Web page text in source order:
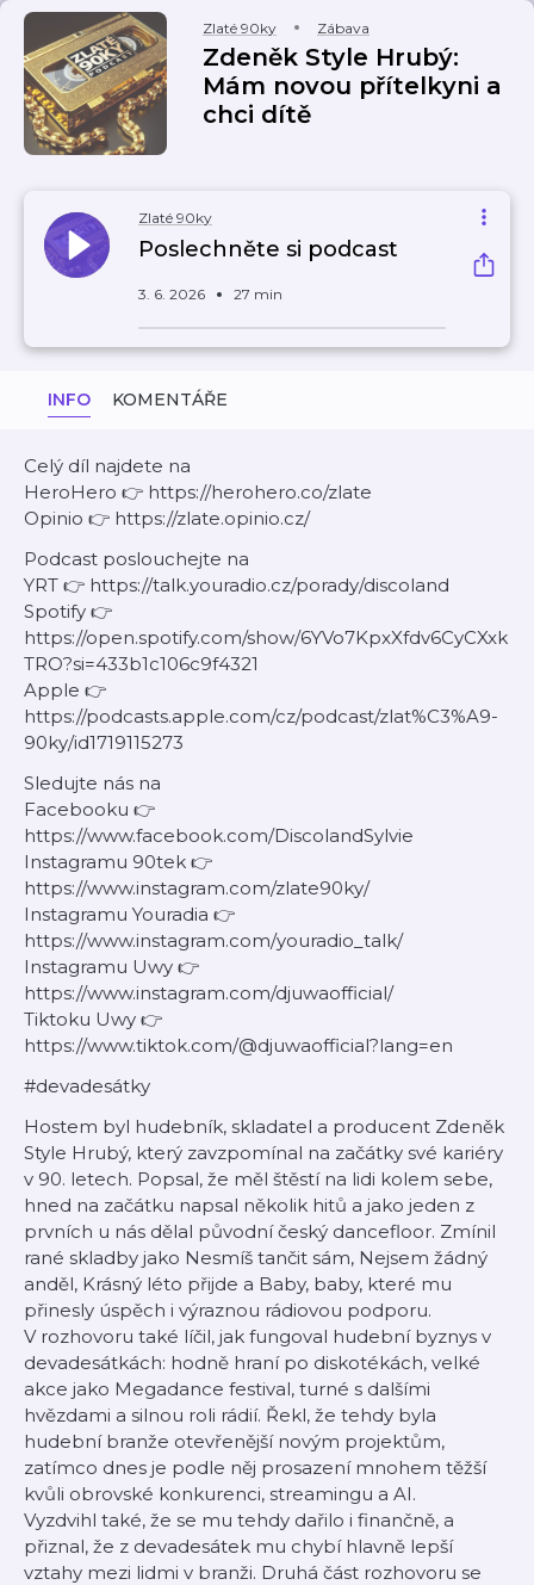
Zlaté 90ky Zábava
Zdeněk Style Hrubý:
Mám novou přítelkyni a
chci dítě
Zlaté 90ky
Poslechněte si podcast
3. 6. 2026 27 min
INFO KOMENTÁŘE
Celý díl najdete na
HeroHero 👉 https://herohero.co/zlate
Opinio 👉 https://zlate.opinio.cz/
Podcast poslouchejte na
YRT 👉 https://talk.youradio.cz/porady/discoland
Spotify 👉
https://open.spotify.com/show/6YVo7KpxXfdv6CyCXxk
TRO?si=433b1c106c9f4321
Apple 👉
https://podcasts.apple.com/cz/podcast/zlat%C3%A9-
90ky/id1719115273
Sledujte nás na
Facebooku 👉
https://www.facebook.com/DiscolandSylvie
Instagramu 90tek 👉
https://www.instagram.com/zlate90ky/
Instagramu Youradia 👉
https://www.instagram.com/youradio_talk/
Instagramu Uwy 👉
https://www.instagram.com/djuwaofficial/
Tiktoku Uwy 👉
https://www.tiktok.com/@djuwaofficial?lang=en
#devadesátky
Hostem byl hudebník, skladatel a producent Zdeněk
Style Hrubý, který zavzpomínal na začátky své kariéry
v 90. letech. Popsal, že měl štěstí na lidi kolem sebe,
hned na začátku napsal několik hitů a jako jeden z
prvních u nás dělal původní český dancefloor. Zmínil
rané skladby jako Nesmíš tančit sám, Nejsem žádný
anděl, Krásný léto přijde a Baby, baby, které mu
přinesly úspěch i výraznou rádiovou podporu.
V rozhovoru také líčil, jak fungoval hudební byznys v
devadesátkách: hodně hraní po diskotékách, velké
akce jako Megadance festival, turné s dalšími
hvězdami a silnou roli rádií. Řekl, že tehdy byla
hudební branže otevřenější novým projektům,
zatímco dnes je podle něj prosazení mnohem těžší
kvůli obrovské konkurenci, streamingu a AI.
Vyzdvihl také, že se mu tehdy dařilo i finančně, a
přiznal, že z devadesátek mu chybí hlavně lepší
vztahy mezi lidmi v branži. Druhá část rozhovoru se